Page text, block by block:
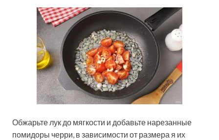
Обжарьте лук до мягкости и добавьте нарезанные
помидоры черри, в зависимости от размера я их